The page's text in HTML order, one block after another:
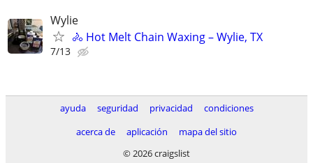
Wylie
🚴 Hot Melt Chain Waxing – Wylie, TX
7/13
ayuda seguridad privacidad
condiciones
acerca de
aplicación
mapa del sitio
© 2026 craigslist